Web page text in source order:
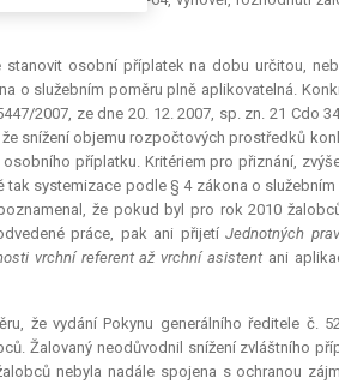
osobní příplatek na dobu určitou,
o služebním poměru plně aplikovatelná.
2007, ze dne 20. 12. 2007, sp. zn. 21 Cdo
snížení objemu rozpočtových prostředků
příplatku. Kritériem pro přiznání,
systemizace podle § 4 zákona o
že pokud byl pro rok 2010
práce, pak ani přijetíJednotných
vrchní referent až vrchní asistent ani
že vydání Pokynu generálního ředitele č.
Žalovaný neodůvodnil snížení zvláštního
nebyla nadále spojena s ochranou